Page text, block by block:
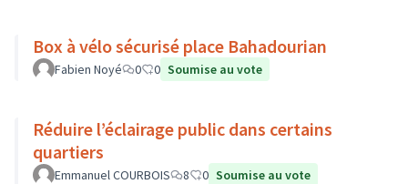
Box à vélo sécurisé place Bahadourian
Fabien Noyé 0 0 Soumise au vote
Réduire l’éclairage public dans certains
quartiers
Emmanuel COURBOIS 8 0 Soumise au vote